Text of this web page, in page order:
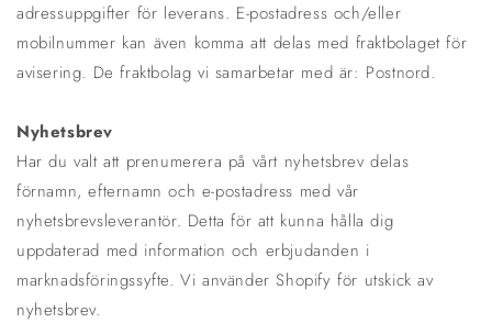
adressuppgifter för leverans. E-postadress och/eller
mobilnummer kan även komma att delas med fraktbolaget för
avisering. De fraktbolag vi samarbetar med är: Postnord.
Nyhetsbrev
Har du valt att prenumerera på vårt nyhetsbrev delas
förnamn, efternamn och e-postadress med vår
nyhetsbrevsleverantör. Detta för att kunna hålla dig
uppdaterad med information och erbjudanden i
marknadsföringssyfte. Vi använder Shopify för utskick av
nyhetsbrev.